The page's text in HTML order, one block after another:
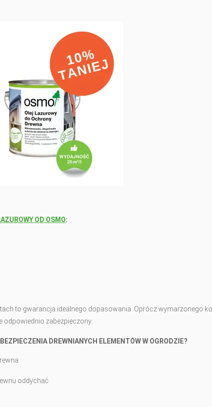
OD OSMO:
to gwarancja idealnego dopasowania. Oprócz wymarzonego
odpowiednio zabezpieczony.
DREWNIANYCH ELEMENTÓW W OGRODZIE?
oddychać